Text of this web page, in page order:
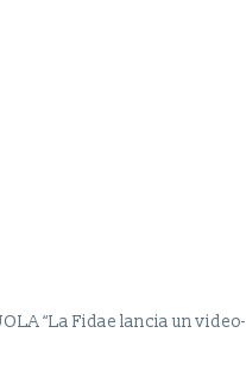
“La Fidae lancia un video-